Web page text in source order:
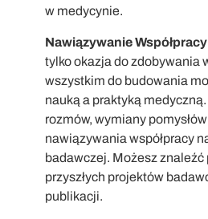
w medycynie.
Nawiązywanie Współpracy
tylko okazja do zdobywania
wszystkim do budowania
nauką a praktyką
rozmów, wymiany
nawiązywania współpracy
badawczej. Możesz znaleźć
przyszłych projektów
publikacji.